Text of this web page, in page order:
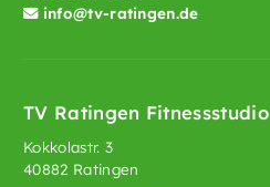
info@tv-ratingen.de
TV Ratingen Fitnessstudio
Kokkolastr. 3
40882 Ratingen